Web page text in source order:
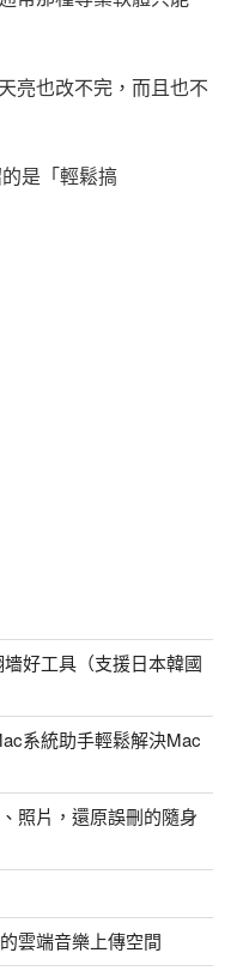
亮也改不完，而且也不
是「輕鬆搞
好工具（支援日本韓國
系統助手輕鬆解決Mac
照片，還原誤刪的隨身
雲端音樂上傳空間